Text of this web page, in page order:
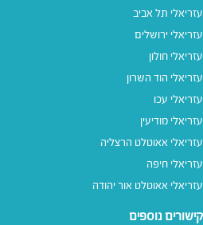
עזריאלי תל אביב
עזריאלי ירושלים
עזריאלי חולון
עזריאלי הוד השרון
עזריאלי עכו
עזריאלי מודיעין
עזריאלי אאוטלט הרצליה
עזריאלי חיפה
עזריאלי אאוטלט אור יהודה
קישורים נוספים